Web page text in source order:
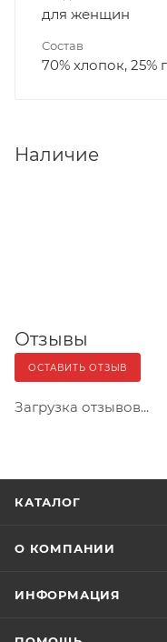
для женщин
Состав
70% хлопок, 25%
Наличие
Отзывы
ОСТАВИТЬ ОТЗЫВ
Загрузка отзывов...
КАТАЛОГ
О КОМПАНИИ
ИНФОРМАЦИЯ